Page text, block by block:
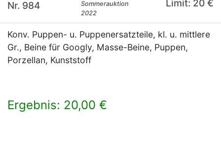
Nr. 984
Sommerauktion
2022
Limit: 20 €
Konv. Puppen- u. Puppenersatzteile, kl. u. mittlere
Gr., Beine für Googly, Masse-Beine, Puppen,
Porzellan, Kunststoff
Ergebnis: 20,00 €